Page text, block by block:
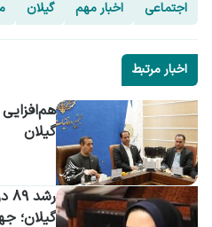
اجتماعی اخبار مهم گیلان
اخبار مرتبط
گیلان